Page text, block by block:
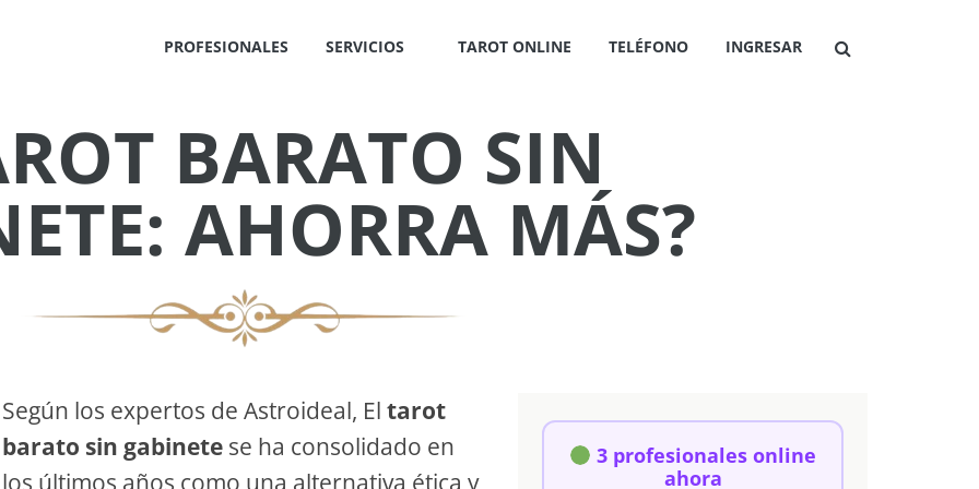
PROFESIONALES SERVICIOS TAROT ONLINE TELÉFONO INGRESAR
BARATO SIN
AHORRA MÁS?
Según los expertos de Astroideal, El tarot
barato sin gabinete se ha consolidado en
los últimos años como una alternativa ética y
3 profesionales online
ahora
✕